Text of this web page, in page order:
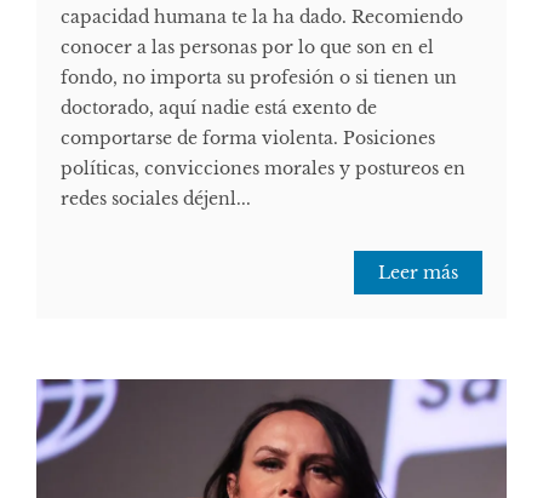
capacidad humana te la ha dado. Recomiendo
conocer a las personas por lo que son en el
fondo, no importa su profesión o si tienen un
doctorado, aquí nadie está exento de
comportarse de forma violenta. Posiciones
políticas, convicciones morales y postureos en
redes sociales déjenl...
Leer más